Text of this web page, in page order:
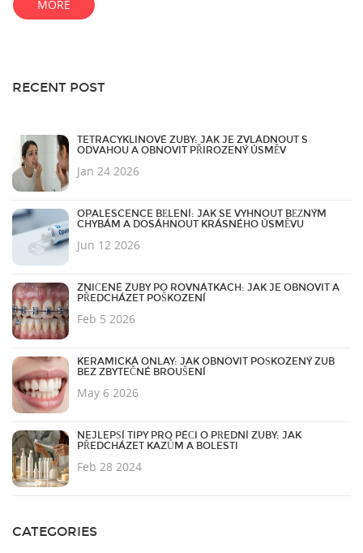
do svého úst.
MORE
RECENT POST
TETRACYKLINOVÉ ZUBY: JAK JE ZVLÁDNOUT S
ODVAHOU A OBNOVIT PŘIROZENÝ ÚSMĚV
Jan 24 2026
OPALESCENCE BĚLENÍ: JAK SE VYHNOUT BĚŽNÝM
CHYBÁM A DOSÁHNOUT KRÁSNÉHO ÚSMĚVU
Jun 12 2026
ZNIČENÉ ZUBY PO ROVNÁTKÁCH: JAK JE OBNOVIT A
PŘEDCHÁZET POŠKOZENÍ
Feb 5 2026
KERAMICKÁ ONLAY: JAK OBNOVIT POŠKOZENÝ ZUB
BEZ ZBYTEČNÉ BROUŠENÍ
May 6 2026
NEJLEPŠÍ TIPY PRO PÉČI O PŘEDNÍ ZUBY: JAK
PŘEDCHÁZET KAZŮM A BOLESTI
Feb 28 2024
CATEGORIES